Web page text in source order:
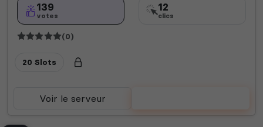
139
votes
12
clics
(0)
20 Slots
Voir le serveur